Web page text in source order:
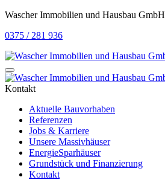
Wascher Immobilien und Hausbau GmbH
0375 / 281 936
Kontakt
Aktuelle Bauvorhaben
Referenzen
Jobs & Karriere
Unsere Massivhäuser
EnergieSparhäuser
Grundstück und Finanzierung
Kontakt